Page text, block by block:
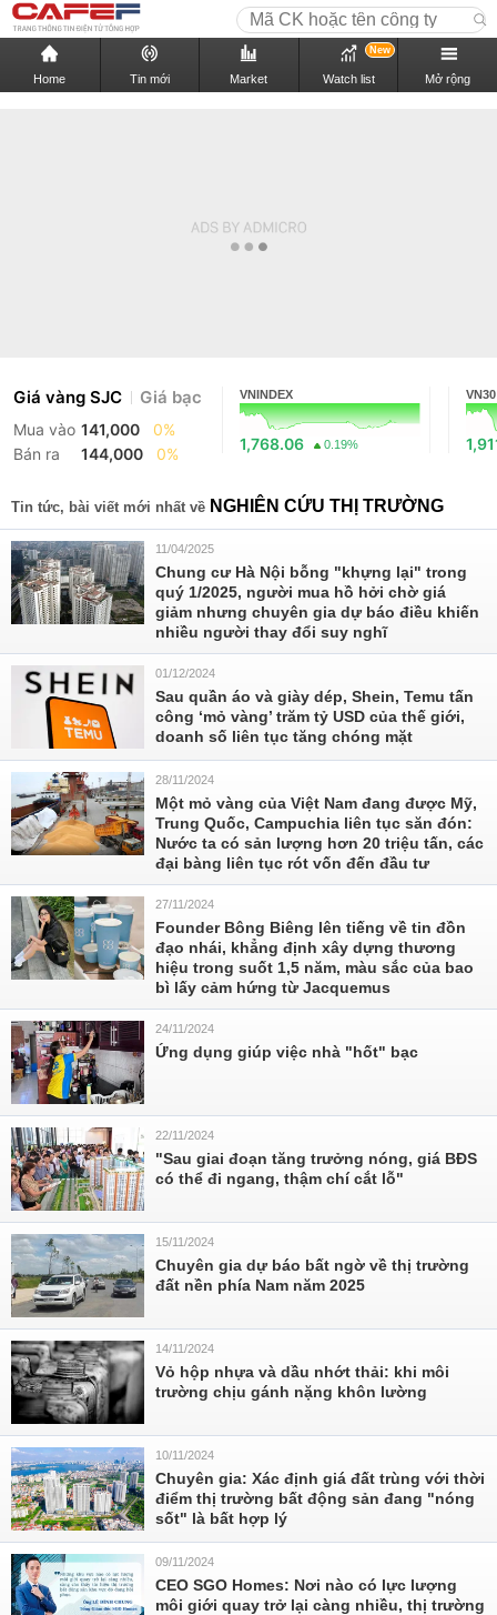
Home Tin mới Market Watch list
New
Mở rộng
Giá vàng SJC Giá bạc
Mua vào 141,000
0%
Bán ra
144,000 0%
VNINDEX
1,768.06 0.19%
VN30
Tin tức, bài viết mới nhất về NGHIÊN CỨU THỊ TRƯỜNG
11/04/2025
Chung cư Hà Nội bỗng "khựng lại" trong
quý 1/2025, người mua hồ hởi chờ giá
giảm nhưng chuyên gia dự báo điều khiến
nhiều người thay đổi suy nghĩ
01/12/2024
Sau quần áo và giày dép, Shein, Temu tấn
công ‘mỏ vàng’ trăm tỷ USD của thế giới,
doanh số liên tục tăng chóng mặt
28/11/2024
Một mỏ vàng của Việt Nam đang được Mỹ,
Trung Quốc, Campuchia liên tục săn đón:
Nước ta có sản lượng hơn 20 triệu tấn, các
đại bàng liên tục rót vốn đến đầu tư
27/11/2024
Founder Bông Biêng lên tiếng về tin đồn
đạo nhái, khẳng định xây dựng thương
hiệu trong suốt 1,5 năm, màu sắc của bao
bì lấy cảm hứng từ Jacquemus
24/11/2024
Ứng dụng giúp việc nhà "hốt" bạc
22/11/2024
"Sau giai đoạn tăng trưởng nóng, giá BĐS
có thể đi ngang, thậm chí cắt lỗ"
15/11/2024
Chuyên gia dự báo bất ngờ về thị trường
đất nền phía Nam năm 2025
14/11/2024
Vỏ hộp nhựa và dầu nhớt thải: khi môi
trường chịu gánh nặng khôn lường
10/11/2024
Chuyên gia: Xác định giá đất trùng với thời
điểm thị trường bất động sản đang "nóng
sốt" là bất hợp lý
09/11/2024
CEO SGO Homes: Nơi nào có lực lượng
môi giới quay trở lại càng nhiều, thị trường